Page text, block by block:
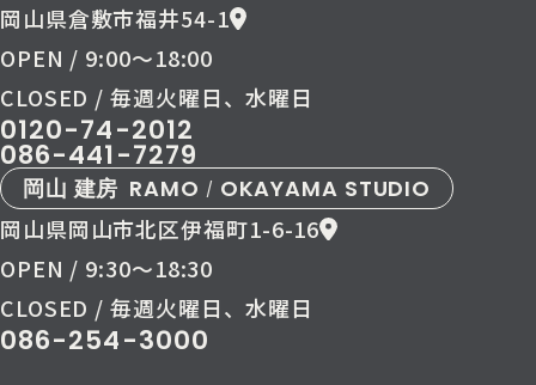
岡山県倉敷市福井54-1
OPEN / 9:00〜18:00
CLOSED / 毎週火曜日、水曜日
0120-74-2012
086-441-7279
岡山 建房 RAMO / OKAYAMA STUDIO
岡山県岡山市北区伊福町1-6-16
OPEN / 9:30〜18:30
CLOSED / 毎週火曜日、水曜日
086-254-3000